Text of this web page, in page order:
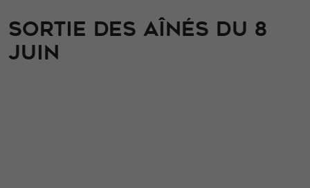
SORTIE DES AÎNÉS DU 8
JUIN